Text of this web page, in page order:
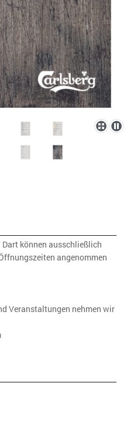
können ausschließlich
angenommen
Veranstaltungen nehmen wir